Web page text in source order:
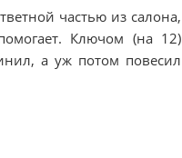
частью из салона,
Ключом (на 12)
а уж потом повесил